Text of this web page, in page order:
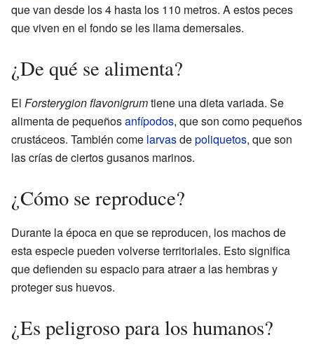
que van desde los 4 hasta los 110 metros. A estos peces
que viven en el fondo se les llama demersales.
¿De qué se alimenta?
El Forsterygion flavonigrumtiene una dieta variada. Se
alimenta de pequeñosanfípodos, que son como pequeños
crustáceos. También come larvasdepoliquetos, que son
las crías de ciertos gusanos marinos.
¿Cómo se reproduce?
Durante la época en que se reproducen, los machos de
esta especie pueden volverse territoriales. Esto significa
que defienden su espacio para atraer a las hembras y
proteger sus huevos.
¿Es peligroso para los humanos?